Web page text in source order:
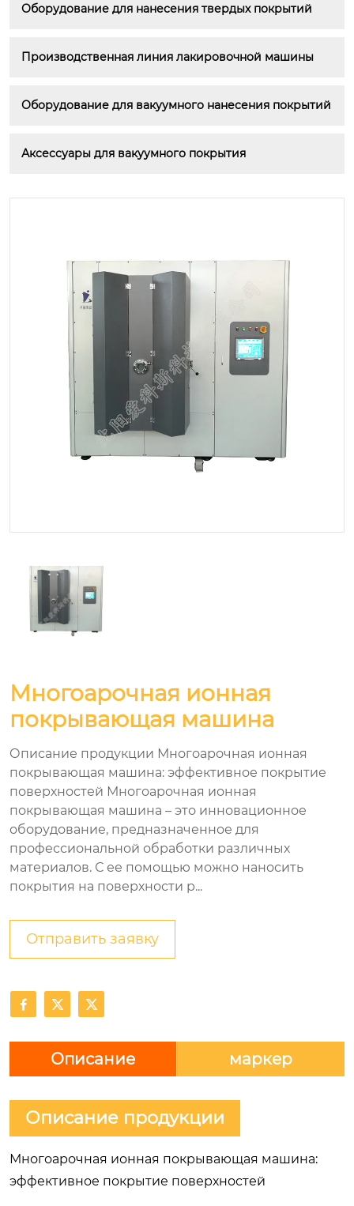
Оборудование для нанесения твердых покрытий
Производственная линия лакировочной машины
Оборудование для вакуумного нанесения покрытий
Аксессуары для вакуумного покрытия
Многоарочная ионная
покрывающая машина
Описание продукции Многоарочная ионная
покрывающая машина: эффективное покрытие
поверхностей Многоарочная ионная
покрывающая машина – это инновационное
оборудование, предназначенное для
профессиональной обработки различных
материалов. С ее помощью можно наносить
покрытия на поверхности р...
Отправить заявку
  
Описание маркер
Описание продукции
Многоарочная ионная покрывающая машина:
эффективное покрытие поверхностей